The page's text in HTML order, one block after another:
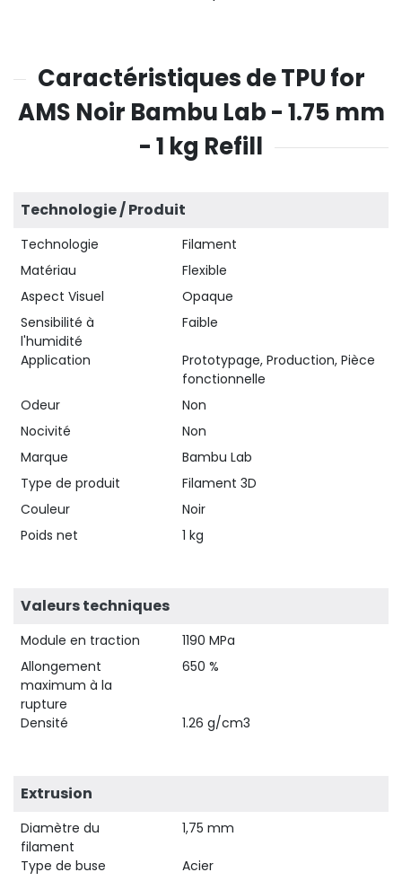
Caractéristiques de TPU for
AMS Noir Bambu Lab - 1.75 mm
- 1 kg Refill
Technologie / Produit
Technologie
Filament
Matériau
Flexible
Aspect Visuel
Opaque
Sensibilité à
l'humidité
Faible
Application
Prototypage, Production, Pièce
fonctionnelle
Odeur
Non
Nocivité
Non
Marque
Bambu Lab
Type de produit
Filament 3D
Couleur
Noir
Poids net
1 kg
Valeurs techniques
Module en traction
1190 MPa
Allongement
maximum à la
rupture
650 %
Densité 1.26 g/cm3
Extrusion
Diamètre du
filament
1,75 mm
Type de buse
Acier